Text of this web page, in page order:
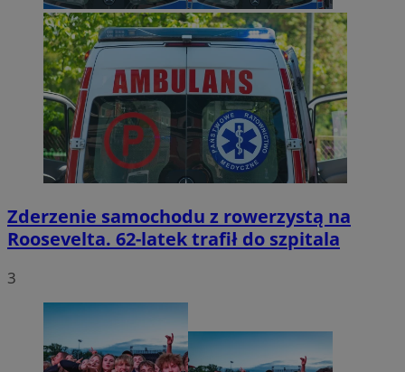
Zderzenie samochodu z rowerzystą na
Roosevelta. 62-latek trafił do szpitala
3